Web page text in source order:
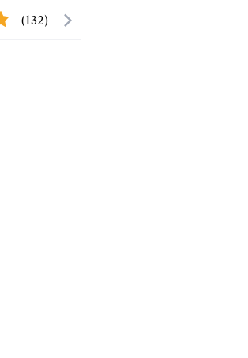
(132)